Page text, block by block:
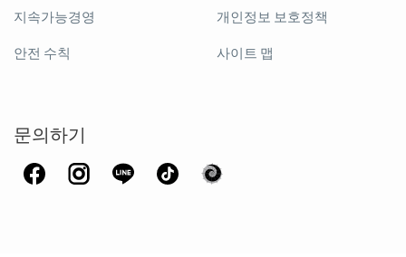
지속가능경영
안전 수칙
개인정보 보호정책
사이트 맵
문의하기